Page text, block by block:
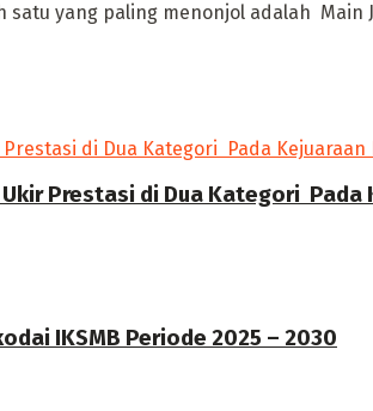
yang paling menonjol adalah Main
Prestasi di Dua Kategori
IKSMB Periode 2025 – 2030